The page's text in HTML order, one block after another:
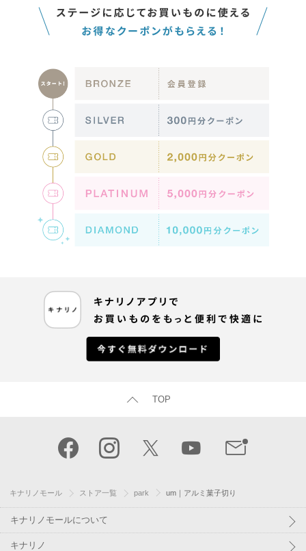
TOP
キナリノモール ストア一覧 park um｜アルミ菓子切り
キナリノモールについて
キナリノ